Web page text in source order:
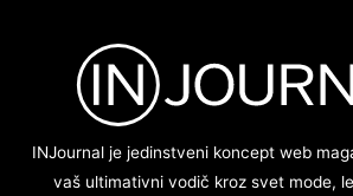
INJournal je jedinstveni koncept web
vaš ultimativni vodič kroz svet mode,